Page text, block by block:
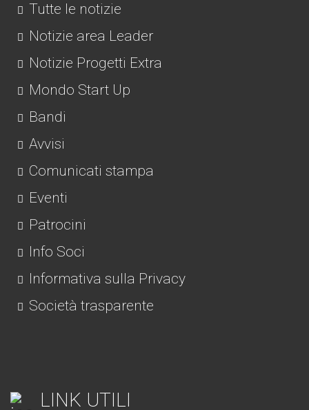
Tutte le notizie
Notizie area Leader
Notizie Progetti Extra
Mondo Start Up
Bandi
Avvisi
Comunicati stampa
Eventi
Patrocini
Info Soci
Informativa sulla Privacy
Società trasparente
LINK UTILI